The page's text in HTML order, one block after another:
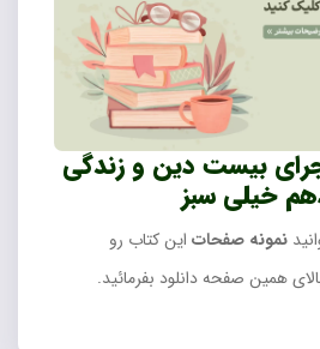
بیست دین و زندگی
خیلی سبز
نمونه صفحات این کتاب رو
همین صفحه دانلود بفرمائید.